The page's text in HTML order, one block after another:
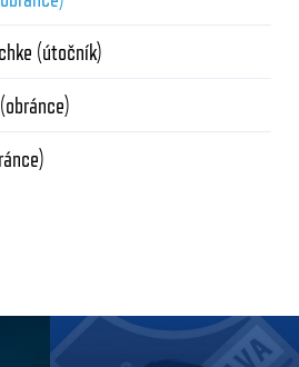
(útočník)
(obránce)